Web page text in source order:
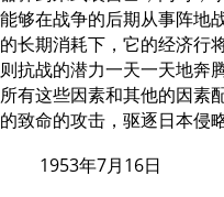
能够在战争的后期从事阵地
的长期消耗下，它的经济行
则抗战的潜力一天一天地奔
所有这些因素和其他的因素
的致命的攻击，驱逐日本侵
1953年7月16日